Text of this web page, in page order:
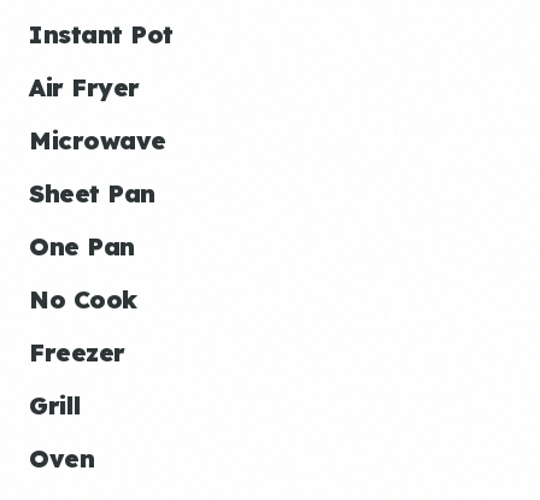
Instant Pot
Air Fryer
Microwave
Sheet Pan
One Pan
No Cook
Freezer
Grill
Oven